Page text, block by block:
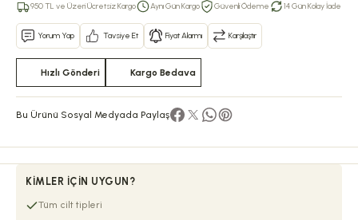
950 TL ve Üzeri Ücretsiz Kargo Aynı Gün Kargo Güvenli Ödeme 14 Gün Kolay İade
Yorum Yap Tavsiye Et Fiyat Alarmı Karşılaştır
Hızlı Gönderi Kargo Bedava
Bu Ürünü Sosyal Medyada Paylaş
KIMLER İÇIN UYGUN?
Tüm cilt tipleri